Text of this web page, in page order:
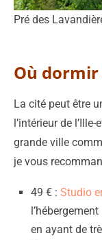
Pré des
Où dormir
La cité peut être
l’intérieur de
grande ville
je vous
49 € : Studio
en ayant de